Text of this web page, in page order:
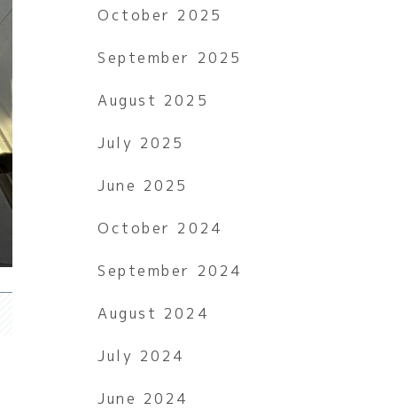
October 2025
September 2025
August 2025
July 2025
June 2025
October 2024
September 2024
August 2024
July 2024
June 2024